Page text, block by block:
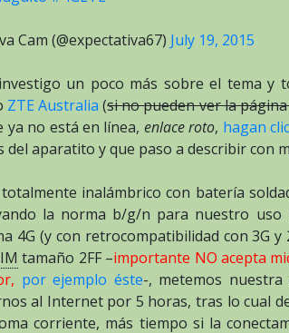
Cam (@expectativa67) July 19, 2015
un poco más sobre el tema y
ZTE Australia (si no pueden ver la
ya no está en línea, enlace roto, hagan
del aparatito y que paso a describir con
inalámbrico con batería
la norma b/g/n para nuestro
4G (y con retrocompatibilidad con 3G
tamaño 2FF –importante NO acepta
por ejemplo éste-, metemos
al Internet por 5 horas, tras lo cual
corriente, más tiempo si la